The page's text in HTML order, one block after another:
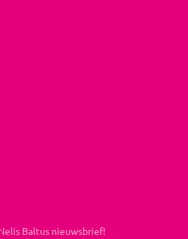
Baltus nieuwsbrief!